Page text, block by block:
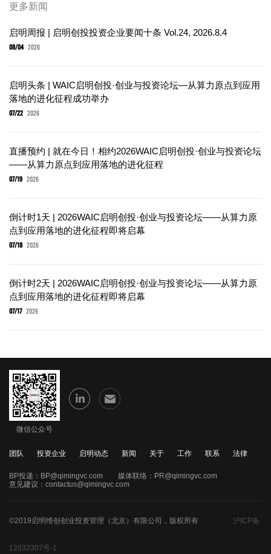
更多新闻
启明周报 | 启明创投投资企业要闻十条 Vol.24, 2026.8.4
08/04 2026
启明头条 | WAIC启明创投·创业与投资论坛—从算力原点到应用
落地的进化征程成功举办
07/22 2026
直播预约 | 就在今日！相约2026WAIC启明创投·创业与投资论坛
——从算力原点到应用落地的进化征程
07/19 2026
倒计时1天 | 2026WAIC启明创投·创业与投资论坛——从算力原
点到应用落地的进化征程即将启幕
07/18 2026
倒计时2天 | 2026WAIC启明创投·创业与投资论坛——从算力原
点到应用落地的进化征程即将启幕
07/17 2026
微信公众号
团队 投资企业 启明动态 新闻 关于 工作 联系 法律
BP投递： BP@qimingvc.com 媒体联络： PR@qimingvc.com
意见建议： contactus@qimingvc.com
©2019启明维创创业投资管理（北京）有限公司，版权所有 沪ICP备
12032307号-1